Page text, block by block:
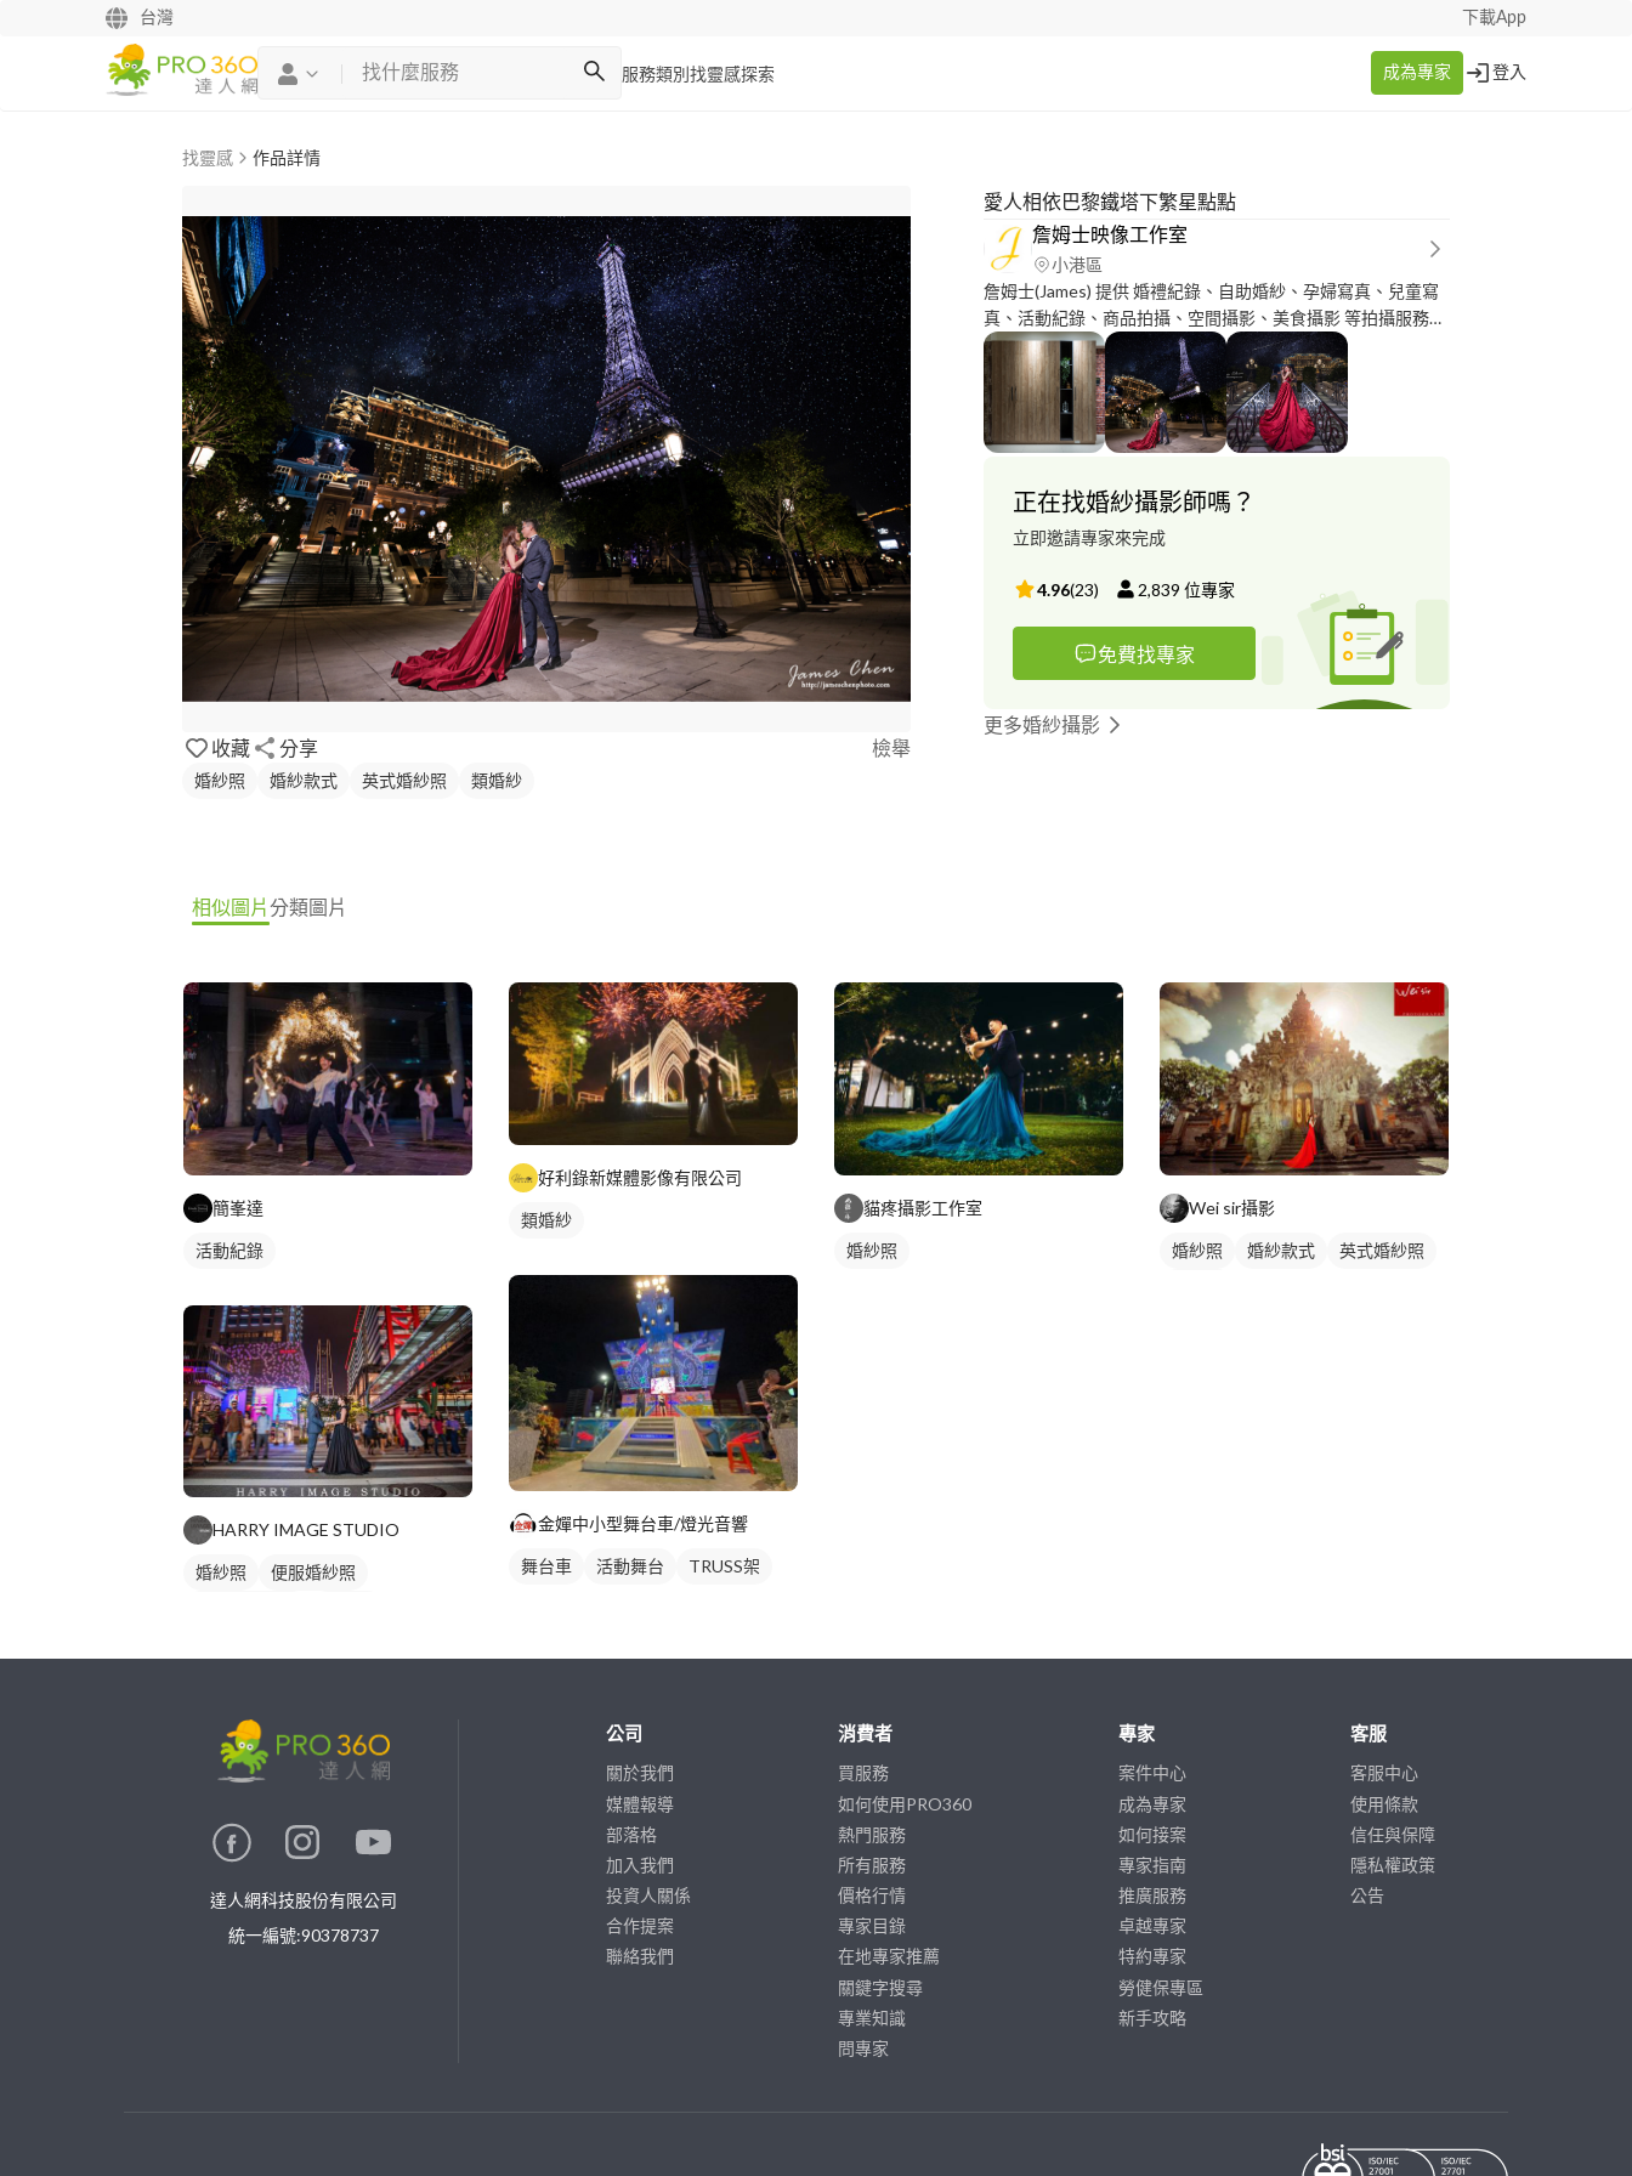
台灣 下載App
服務類別 找靈感探索 成為專家 登入
找靈感 作品詳情
收藏 分享 檢舉
婚紗照 婚紗款式 英式婚紗照 類婚紗
愛人相依巴黎鐵塔下繁星點點
詹姆士映像工作室
小港區
詹姆士(James) 提供 婚禮紀錄、自助婚紗、孕婦寫真、兒童寫
真、活動紀錄、商品拍攝、空間攝影、美食攝影 等拍攝服務。
網站：http://www.jameschenphoto.com 電話 :
0*********LINE: ********* 信箱 : li***@***il.com 若有攝影服
務需求，歡迎與我聯繫討論。
正在找婚紗攝影師嗎？
立即邀請專家來完成
4.96(23) 2,839 位專家
免費找專家
更多婚紗攝影
相似圖片分類圖片
簡峯達
活動紀錄
HARRY IMAGE STUDIO
婚紗照
便服婚紗照
好利錄新媒體影像有限公司
類婚紗
金嬋中小型舞台車/燈光音響
舞台車 活動舞台 TRUSS架
貓疼攝影工作室
婚紗照
Wei sir攝影
婚紗照 婚紗款式
英式婚紗照
達人網科技股份有限公司
統一編號:90378737
公司
關於我們
媒體報導
部落格
加入我們
投資人關係
合作提案
聯絡我們
消費者
買服務
如何使用PRO360
熱門服務
所有服務
價格行情
專家目錄
在地專家推薦
關鍵字搜尋
專業知識
問專家
專家
案件中心
成為專家
如何接案
專家指南
推廣服務
卓越專家
特約專家
勞健保專區
新手攻略
客服
客服中心
使用條款
信任與保障
隱私權政策
公告